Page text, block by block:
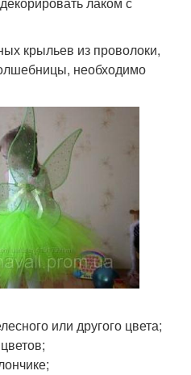
крыльев из проволоки,
необходимо
или другого цвета;